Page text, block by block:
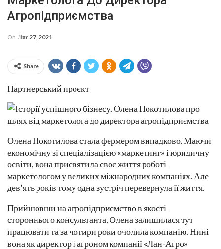
Агропідприємства
On Лис 27, 2021
Share
Партнерський проєкт
Олена Покотилова стала фермером випадково. Маючи
економічну зі спеціалізацією «маркетинг» і юридичну
освіти, вона присвятила своє життя роботі
маркетологом у великих міжнародних компаніях. Але
дев’ять років тому одна зустріч перевернула її життя.
Прийшовши на агропідприємство в якості
стороннього консультанта, Олена залишилася тут
працювати та за чотири роки очолила компанію. Нині
вона як директор і агроном компанії «Лан-Агро»